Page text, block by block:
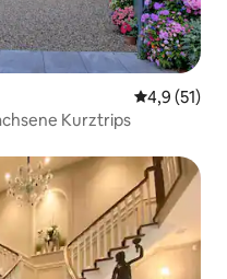
4,9 (51)
Kurztrips